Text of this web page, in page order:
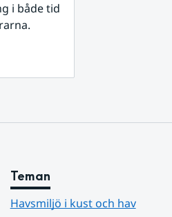
i både tid
Teman
Havsmiljö i kust och hav